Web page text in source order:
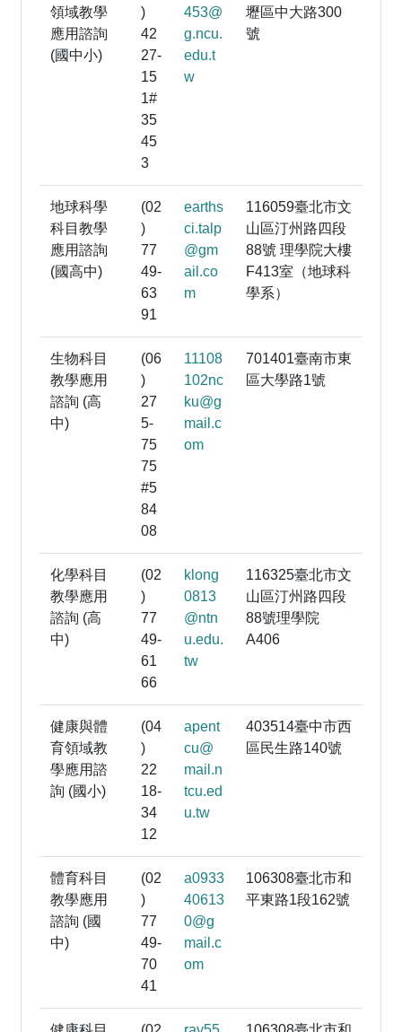
領域教學
應用諮詢
(國中小)
)
42
27-
15
1#
35
45
3
453@
g.ncu.
edu.t
w
壢區中大路300
號
地球科學
科目教學
應用諮詢
(國高中)
(02
)
77
49-
63
91
earths
ci.talp
@gm
ail.co
m
116059臺北市文
山區汀州路四段
88號 理學院大樓
F413室（地球科
學系）
生物科目
教學應用
諮詢 (高
中)
(06
)
27
5-
75
75
#5
84
08
11108
102nc
ku@g
mail.c
om
701401臺南市東
區大學路1號
化學科目
教學應用
諮詢 (高
中)
(02
)
77
49-
61
66
klong
0813
@ntn
u.edu.
tw
116325臺北市文
山區汀州路四段
88號理學院
A406
健康與體
育領域教
學應用諮
詢 (國小)
(04
)
22
18-
34
12
apent
cu@
mail.n
tcu.ed
u.tw
403514臺中市西
區民生路140號
體育科目
教學應用
諮詢 (國
中)
(02
)
77
49-
70
41
a0933
40613
0@g
mail.c
om
106308臺北市和
平東路1段162號